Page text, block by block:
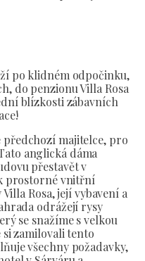
po klidném odpočinku,
do penzionu Villa Rosa
blízkosti zábavních
předchozí majitelce, pro
anglická dáma
přestavět v
prostorné vnitřní
Rosa, její vybavení a
odrážejí rysy
se snažíme s velkou
si zamilovali tento
všechny požadavky,